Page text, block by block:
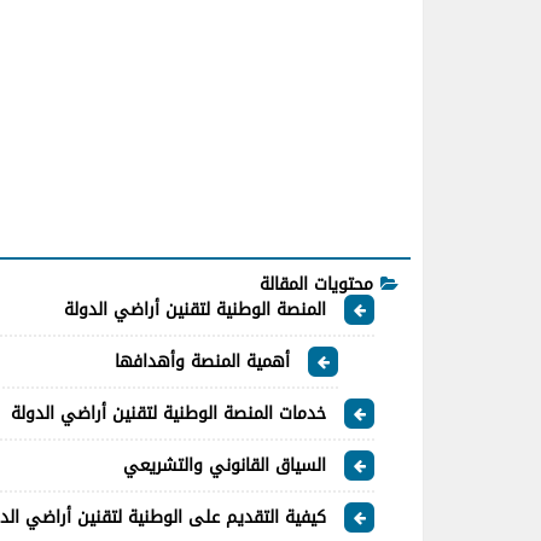
محتويات المقالة
المنصة الوطنية لتقنين أراضي الدولة
أهمية المنصة وأهدافها
خدمات المنصة الوطنية لتقنين أراضي الدولة
السياق القانوني والتشريعي
كيفية التقديم على الوطنية لتقنين أراضي